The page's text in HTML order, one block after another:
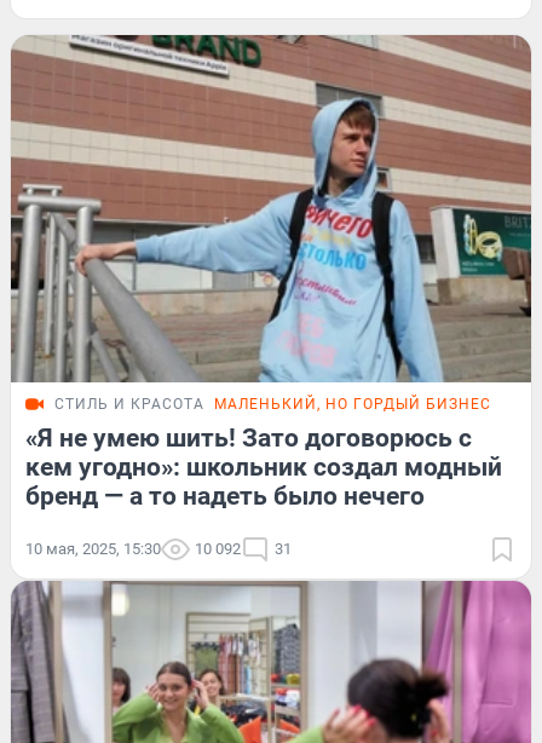
СТИЛЬ И КРАСОТА МАЛЕНЬКИЙ, НО ГОРДЫЙ БИЗНЕС
«Я не умею шить! Зато договорюсь с
кем угодно»: школьник создал модный
бренд — а то надеть было нечего
10 мая, 2025, 15:30 10 092 31